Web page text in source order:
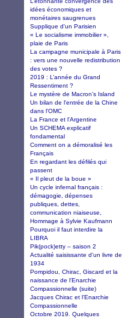
idées économiques et
monétaires saugrenues
Supplique d'un Parisien
« Le socialisme immobilier »,
plaie de Paris
La campagne municipale à Paris
: vers une nouvelle redistribution
des votes ?
2019 : L’année du Grand
Ressentiment ?
Le mystère de Macron’s Island
Un bilan de l'entrée de la Chine
dans l'OMC
La France et l'Argentine
Un SCHEMA explicatif
fondamental
Comment on a démoralisé les
Français
En regardant les défilés qui
passent
« Il pleut de la boue »
Un cycle infernal français :
démagogie, dépenses
publiques, dettes,
communication niaiseuse,
Hommage à Sylvie Kaufmann
Pourquoi il faut interdire la
LIBRA
Pik(pock)etty – saison 2
Actualité saisissante d'un livre de
1934
Pompidou, Chirac, Giscard et la
naissance de l'Enarchie
Compassionnelle (suite)
Jacques Chirac et l'Enarchie
Compassionnelle
Octobre 2019. Quelques